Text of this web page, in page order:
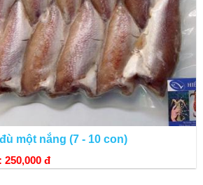
quản đông lạnh nên đảm bảo chất lượng.
cá lưỡi trâu sốt cà...
một nắng (7 - 10 con)
250,000 đ